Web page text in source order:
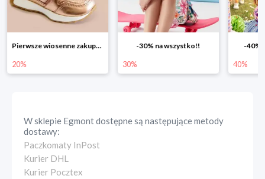
-30% na wszystko!!
30%
-40% na drugą sztukę
40% 25%
W sklepie Egmontdostępne są następujące metody
dostawy:
Paczkomaty InPost
Kurier DHL
Kurier Pocztex